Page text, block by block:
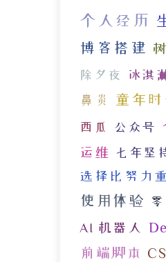
个人经历
博客搭建
除夕夜 冰淇
鼻炎 童年时
西瓜 公众号
运维 七年坚
选择比努力
使用体验 零
AI 机器人
前端脚本